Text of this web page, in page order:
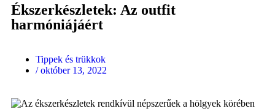
Ékszerkészletek: Az outfit
harmóniájáért
Tippek és trükkok
/ október 13, 2022